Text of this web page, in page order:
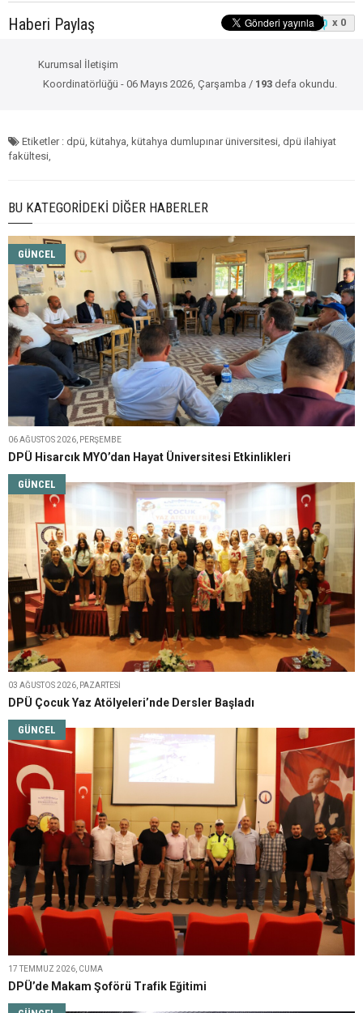
Haberi Paylaş x 0
Kurumsal İletişim
Koordinatörlüğü - 06 Mayıs 2026, Çarşamba / 193defa okundu.
Etiketler : dpü, kütahya, kütahya dumlupınar üniversitesi, dpü ilahiyat
fakültesi,
BU KATEGORIDEKI DIĞER HABERLER
GÜNCEL
06 AĞUSTOS 2026, PERŞEMBE
DPÜ Hisarcık MYO’dan Hayat Üniversitesi Etkinlikleri
GÜNCEL
03 AĞUSTOS 2026, PAZARTESI
DPÜ Çocuk Yaz Atölyeleri’nde Dersler Başladı
GÜNCEL
17 TEMMUZ 2026, CUMA
DPÜ’de Makam Şoförü Trafik Eğitimi